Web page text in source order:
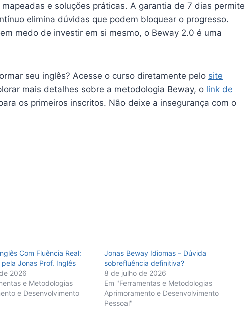
e soluções práticas. A garantia de 7 dias permite
elimina dúvidas que podem bloquear o progresso.
medo de investir em si mesmo, o Beway 2.0 é uma
seu inglês? Acesse o curso diretamente pelo site
mais detalhes sobre a metodologia Beway, o link de
os primeiros inscritos. Não deixe a insegurança com o
Com Fluência Real:
Jonas Prof. Inglês
2026
e Metodologias
e Desenvolvimento
Jonas Beway Idiomas – Dúvida
sobrefluência definitiva?
8 de julho de 2026
Em "Ferramentas e Metodologias
Aprimoramento e Desenvolvimento
Pessoal"